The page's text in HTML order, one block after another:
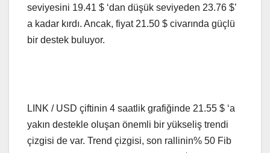
seviyesini 19.41 $ ‘dan düşük seviyeden 23.76 $’
a kadar kırdı. Ancak, fiyat 21.50 $ civarında güçlü
bir destek buluyor.
LINK / USD çiftinin 4 saatlik grafiğinde 21.55 $ ‘a
yakın destekle oluşan önemli bir yükseliş trendi
çizgisi de var. Trend çizgisi, son rallinin% 50 Fib